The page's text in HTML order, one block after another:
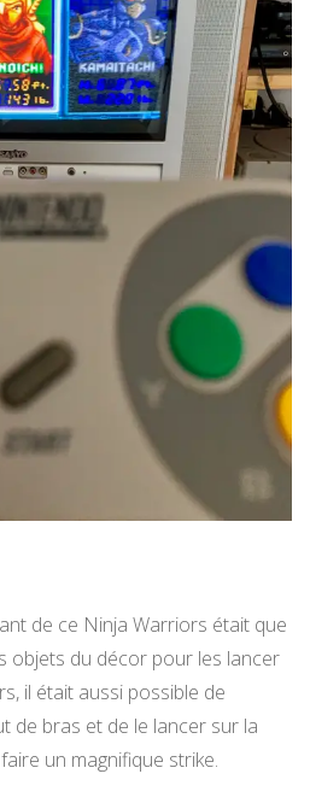
de ce Ninja Warriors était que
objets du décor pour les lancer
il était aussi possible de
de bras et de le lancer sur la
un magnifique strike.